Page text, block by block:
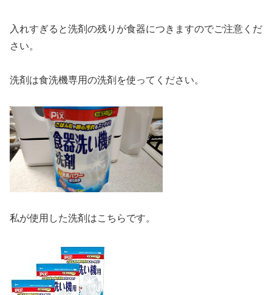
入れすぎると洗剤の残りが食器につきますのでご注意くだ
さい。
洗剤は食洗機専用の洗剤を使ってください。
私が使用した洗剤はこちらです。